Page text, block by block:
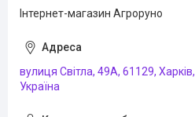
Інтернет-магазин Агроруно
вулиця Світла, 49А, 61129, Харків,
Україна